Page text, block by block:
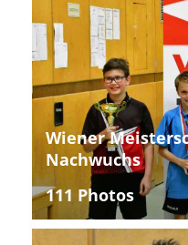
Wiener
Nachwuchs
111 Photos